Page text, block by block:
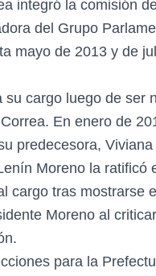
integró la comisión
del Grupo
mayo de 2013 y de
cargo luego de ser
En enero de
predecesora,
Moreno la ratificó
cargo tras mostrarse
Moreno al
para la